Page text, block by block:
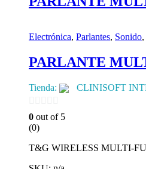
Electrónica, Parlantes, Sonido,
PARLANTE
Tienda: CLINISOFT
0
de
5
0 out of 5
(0)
T&G WIRELESS MULTI-